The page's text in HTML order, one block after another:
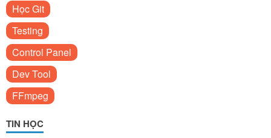
Học Git
Testing
Control Panel
Dev Tool
FFmpeg
TIN HỌC